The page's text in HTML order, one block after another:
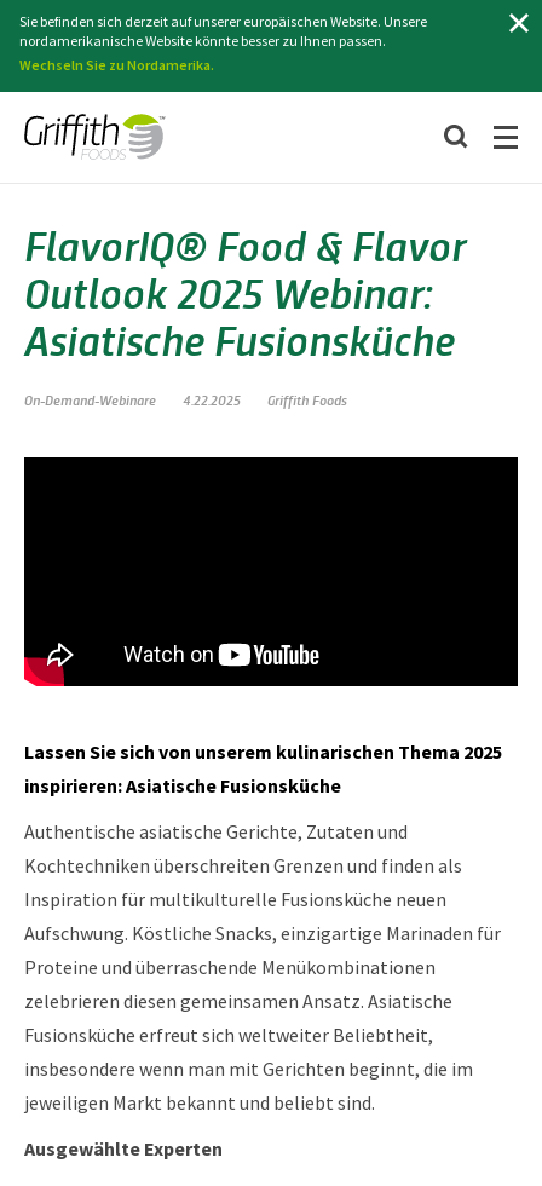
Sie befinden sich derzeit auf unserer europäischen Website. Unsere
nordamerikanische Website könnte besser zu Ihnen passen.
Wechseln Sie zu Nordamerika.
FlavorIQ® Food & Flavor
Outlook 2025 Webinar:
Asiatische Fusionsküche
On-Demand-Webinare 4.22.2025 Griffith Foods
Lassen Sie sich von unserem kulinarischen Thema 2025
inspirieren: Asiatische Fusionsküche
Authentische asiatische Gerichte, Zutaten und
Kochtechniken überschreiten Grenzen und finden als
Inspiration für multikulturelle Fusionsküche neuen
Aufschwung. Köstliche Snacks, einzigartige Marinaden für
Proteine und überraschende Menükombinationen
zelebrieren diesen gemeinsamen Ansatz. Asiatische
Fusionsküche erfreut sich weltweiter Beliebtheit,
insbesondere wenn man mit Gerichten beginnt, die im
jeweiligen Markt bekannt und beliebt sind.
Ausgewählte Experten